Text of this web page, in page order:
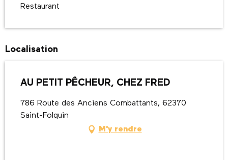
Restaurant
Localisation
AU PETIT PÊCHEUR, CHEZ FRED
786 Route des Anciens Combattants, 62370
Saint-Folquin
M'y rendre